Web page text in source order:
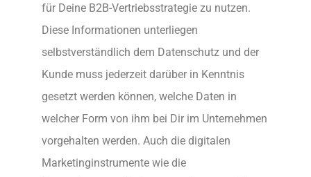
für Deine B2B-Vertriebsstrategie zu nutzen.
Diese Informationen unterliegen
selbstverständlich dem Datenschutz und der
Kunde muss jederzeit darüber in Kenntnis
gesetzt werden können, welche Daten in
welcher Form von ihm bei Dir im Unternehmen
vorgehalten werden. Auch die digitalen
Marketinginstrumente wie die